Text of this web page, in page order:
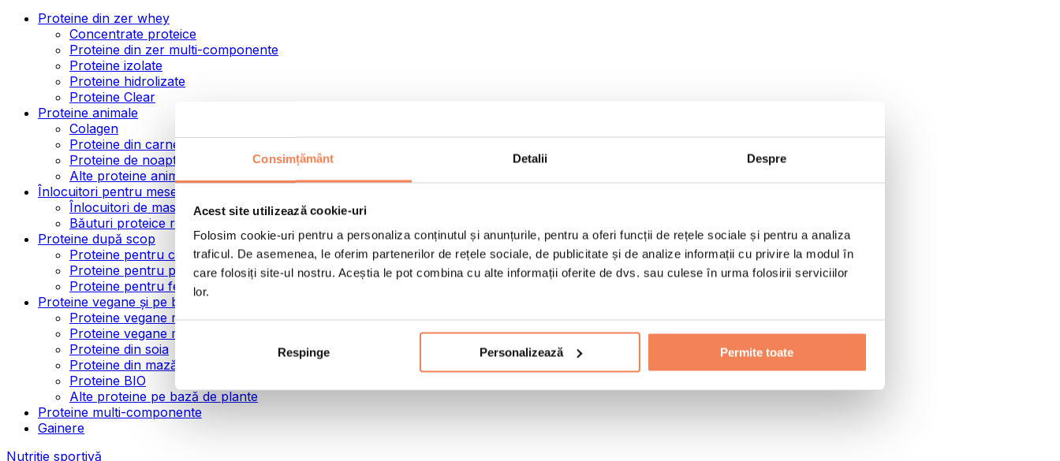
Consimțământ Detalii Despre
Acest site utilizează cookie-uri
Folosim cookie-uri pentru a personaliza conținutul și anunțurile, pentru a oferi funcții de rețele sociale și pentru a analiza
traficul. De asemenea, le oferim partenerilor de rețele sociale, de publicitate și de analize informații cu privire la modul în
care folosiți site-ul nostru. Aceștia le pot combina cu alte informații oferite de dvs. sau culese în urma folosirii serviciilor
lor.
Respinge Personalizează Permite toate
Proteine din zer whey
Concentrate proteice
Proteine din zer multi-componente
Proteine izolate
Proteine hidrolizate
Proteine Clear
Proteine animale
Colagen
Proteine din carne de vită
Proteine de noapte
Alte proteine animale
Înlocuitori pentru mese
Înlocuitori de masă pulbere
Băuturi proteice ready to drink
Proteine după scop
Proteine pentru creșterea masei musculare
Proteine pentru pierderea în greutate
Proteine pentru femei
Proteine vegane și pe bază de plante
Proteine vegane mono-componente
Proteine vegane multi-componente
Proteine din soia
Proteine din mazăre
Proteine BIO
Alte proteine pe bază de plante
Proteine multi-componente
Gainere
Nutriție sportivă